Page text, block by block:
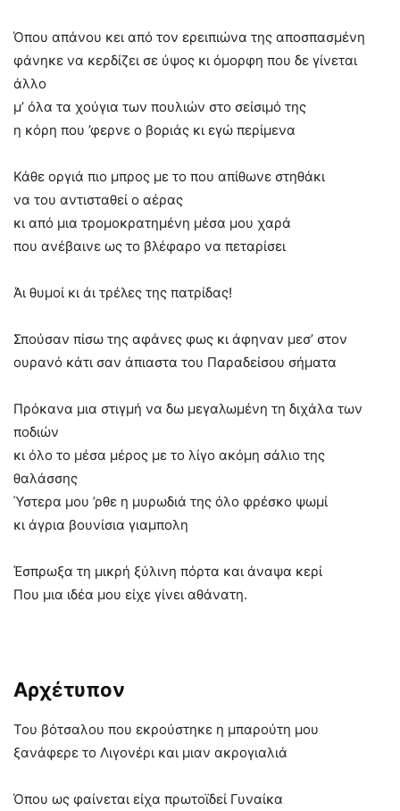
Όπου απάνου κει από τον ερειπιώνα της αποσπασμένη
φάνηκε να κερδίζει σε ύψος κι όμορφη που δε γίνεται
άλλο
μ’ όλα τα χούγια των πουλιών στο σείσιμό της
η κόρη που ’φερνε ο βοριάς κι εγώ περίμενα
Κάθε οργιά πιο μπρος με το που απίθωνε στηθάκι
να του αντισταθεί ο αέρας
κι από μια τρομοκρατημένη μέσα μου χαρά
που ανέβαινε ως το βλέφαρο να πεταρίσει
Άι θυμοί κι άι τρέλες της πατρίδας!
Σπούσαν πίσω της αφάνες φως κι άφηναν μεσ’ στον
ουρανό κάτι σαν άπιαστα του Παραδείσου σήματα
Πρόκανα μια στιγμή να δω μεγαλωμένη τη διχάλα των
ποδιών
κι όλο το μέσα μέρος με το λίγο ακόμη σάλιο της
θαλάσσης
Ύστερα μου ’ρθε η μυρωδιά της όλο φρέσκο ψωμί
κι άγρια βουνίσια γιαμπολη
Έσπρωξα τη μικρή ξύλινη πόρτα και άναψα κερί
Που μια ιδέα μου είχε γίνει αθάνατη.
Αρχέτυπον
Του βότσαλου που εκρούστηκε η μπαρούτη μου
ξανάφερε το Λιγονέρι και μιαν ακρογιαλιά
Όπου ως φαίνεται είχα πρωτοϊδεί Γυναίκα